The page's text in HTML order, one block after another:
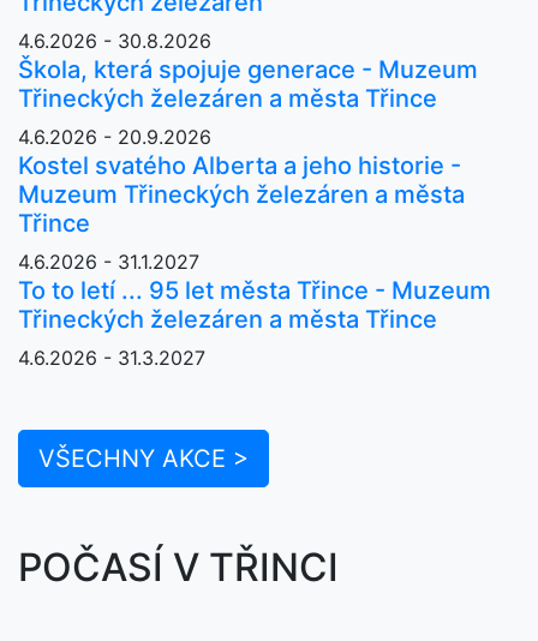
4.6.2026 - 30.8.2026
Škola, která spojuje generace - Muzeum
Třineckých železáren a města Třince
4.6.2026 - 20.9.2026
Kostel svatého Alberta a jeho historie -
Muzeum Třineckých železáren a města
Třince
4.6.2026 - 31.1.2027
To to letí ... 95 let města Třince - Muzeum
Třineckých železáren a města Třince
4.6.2026 - 31.3.2027
VŠECHNY AKCE >
POČASÍ V TŘINCI